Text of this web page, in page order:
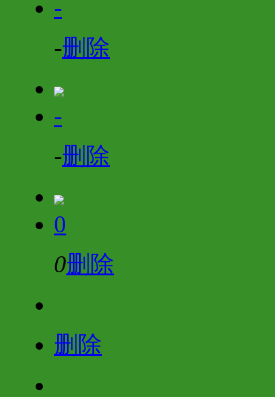
-
-删除
-
-删除
0
0删除
删除